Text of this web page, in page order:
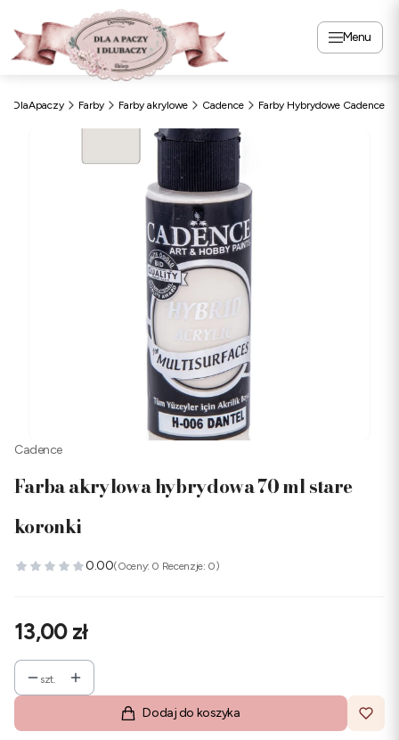
Menu
DlaApaczy Farby Farby akrylowe Cadence Farby Hybrydowe Cadence
Cadence
Farba akrylowa hybrydowa 70 ml stare
koronki
0.00(Oceny: 0 Recenzje: 0)
Cena
13,00 zł
szt.
Dodaj do koszyka